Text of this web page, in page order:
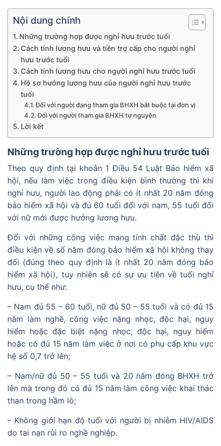
Nội dung chính
Những trường hợp được nghỉ hưu trước tuổi
Cách tính lương hưu và tiền trợ cấp cho người nghỉ
hưu trước tuổi
Cách tính lương hưu cho người nghỉ hưu trước tuổi
Hồ sơ hưởng lương hưu của người nghỉ hưu trước
tuổi
Đối với người đang tham gia BHXH bắt buộc tại đơn vị
Đối với người tham gia BHXH tự nguyện
Lời kết
Những trường hợp được nghỉ hưu trước tuổi
Theo quy định tại khoản 1 Điều 54 Luật Bảo hiểm xã
hội, nếu làm việc trong điều kiện bình thường thì khi
nghỉ hưu, người lao động phải có ít nhất 20 năm đóng
bảo hiểm xã hội và đủ 60 tuổi đối với nam, 55 tuổi đối
với nữ mới được hưởng lương hưu.
Đối với những công việc mang tính chất đặc thù thì
điều kiện về số năm đóng bảo hiểm xã hội không thay
đổi (đúng theo quy định là ít nhất 20 năm đóng bảo
hiểm xã hội), tuy nhiên sẽ có sự ưu tiên về tuổi nghỉ
hưu, cụ thể như:
– Nam đủ 55 – 60 tuổi, nữ đủ 50 – 55 tuổi và có đủ 15
năm làm nghề, công việc nặng nhọc, độc hại, nguy
hiểm hoặc đặc biệt nặng nhọc, độc hại, nguy hiểm
hoặc có đủ 15 năm làm việc ở nơi có phụ cấp khu vực
hệ số 0,7 trở lên;
– Nam/nữ đủ 50 – 55 tuổi và 20 năm đóng BHXH trở
lên mà trong đó có đủ 15 năm làm công việc khai thác
than trong hầm lò;
– Không giới hạn độ tuổi với người bị nhiễm HIV/AIDS
do tai nạn rủi ro nghề nghiệp.